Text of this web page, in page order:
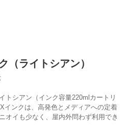
（ライトシアン）
トシアン（インク容量220mlカートリ
インクは、高発色とメディアへの定着
オイも少なく、屋内外問わず利用でき